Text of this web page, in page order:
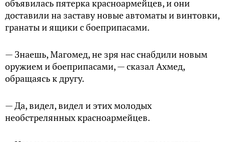
объявилась пятерка красноармейцев, и они
доставили на заставу новые автоматы и винтовки,
гранаты и ящики с боеприпасами.
— Знаешь, Магомед, не зря нас снабдили новым
оружием и боеприпасами, — сказал Ахмед,
обращаясь к другу.
— Да, видел, видел и этих молодых
необстрелянных красноармейцев.